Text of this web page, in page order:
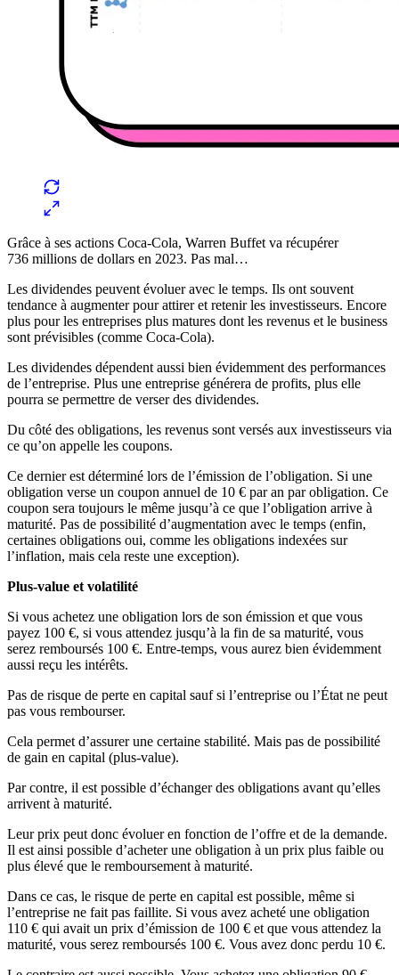
Grâce à ses actions Coca-Cola, Warren Buffet va récupérer
736 millions de dollars en 2023. Pas mal…
Les dividendes peuvent évoluer avec le temps. Ils ont souvent
tendance à augmenter pour attirer et retenir les investisseurs. Encore
plus pour les entreprises plus matures dont les revenus et le business
sont prévisibles (comme Coca-Cola).
Les dividendes dépendent aussi bien évidemment des performances
de l’entreprise. Plus une entreprise générera de profits, plus elle
pourra se permettre de verser des dividendes.
Du côté des obligations, les revenus sont versés aux investisseurs via
ce qu’on appelle les coupons.
Ce dernier est déterminé lors de l’émission de l’obligation. Si une
obligation verse un coupon annuel de 10 € par an par obligation. Ce
coupon sera toujours le même jusqu’à ce que l’obligation arrive à
maturité. Pas de possibilité d’augmentation avec le temps (enfin,
certaines obligations oui, comme les obligations indexées sur
l’inflation, mais cela reste une exception).
Plus-value et volatilité
Si vous achetez une obligation lors de son émission et que vous
payez 100 €, si vous attendez jusqu’à la fin de sa maturité, vous
serez remboursés 100 €. Entre-temps, vous aurez bien évidemment
aussi reçu les intérêts.
Pas de risque de perte en capital sauf si l’entreprise ou l’État ne peut
pas vous rembourser.
Cela permet d’assurer une certaine stabilité. Mais pas de possibilité
de gain en capital (plus-value).
Par contre, il est possible d’échanger des obligations avant qu’elles
arrivent à maturité.
Leur prix peut donc évoluer en fonction de l’offre et de la demande.
Il est ainsi possible d’acheter une obligation à un prix plus faible ou
plus élevé que le remboursement à maturité.
Dans ce cas, le risque de perte en capital est possible, même si
l’entreprise ne fait pas faillite. Si vous avez acheté une obligation
110 € qui avait un prix d’émission de 100 € et que vous attendez la
maturité, vous serez remboursés 100 €. Vous avez donc perdu 10 €.